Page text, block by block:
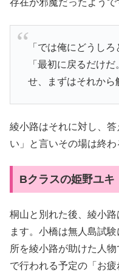
存在が邪魔だったようで
「では俺にどうしろ
「最初に戻るだけ
せ、まずはそれから
綾小路はそれに対し、
い」と言いその場は終わ
Bクラスの姫野ユキ
桐山と別れた後、綾小
ます。小橋は無人島試
所を綾小路が助けた人
で行われる予定の「お